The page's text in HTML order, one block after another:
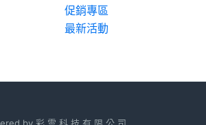
促銷專區
最新活動